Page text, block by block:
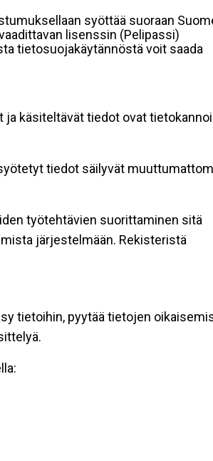
syöttää suoraan
lisenssin (Pelipassi)
tietosuojakäytännöstä voit saada
käsiteltävät tiedot ovat
tiedot säilyvät
työtehtävien suorittaminen sitä
järjestelmään. Rekisteristä
tietoihin, pyytää tietojen